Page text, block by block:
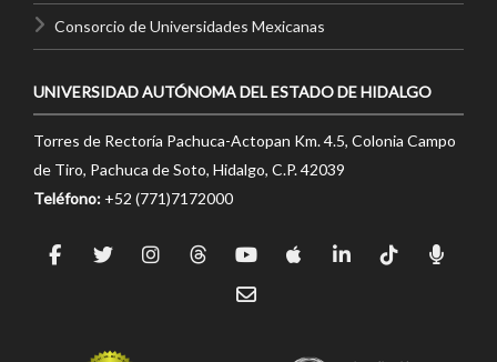
Consorcio de Universidades Mexicanas
UNIVERSIDAD AUTÓNOMA DEL ESTADO DE HIDALGO
Torres de Rectoría Pachuca-Actopan Km. 4.5, Colonia Campo
de Tiro, Pachuca de Soto, Hidalgo, C.P. 42039
Teléfono: +52 (771)7172000